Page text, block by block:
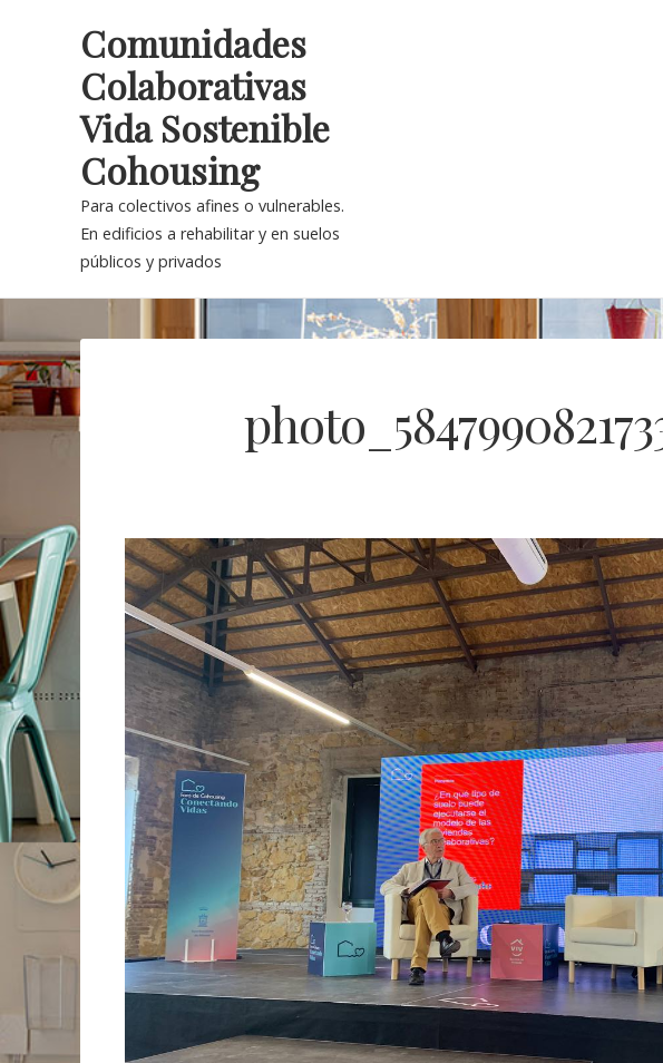
Comunidades
Colaborativas
Vida Sostenible
Cohousing
Para colectivos afines o vulnerables.
En edificios a rehabilitar y en suelos
públicos y privados